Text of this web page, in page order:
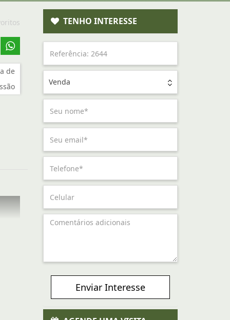
de
TENHO INTERESSE
Venda
Enviar Interesse